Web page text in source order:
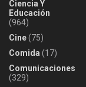
Ciencia Y
Educación
(964)
Cine(75)
Comida (17)
Comunicaciones
(329)